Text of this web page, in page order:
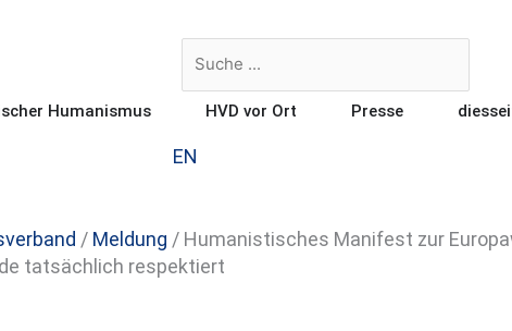
Humanismus Öffne Praktischer Humanismus
HVD vor Ort Öffne HVD vor Ort
Presse Öffne Presse
EN
/ Meldung / Humanistisches Manifest zur
tatsächlich respektiert